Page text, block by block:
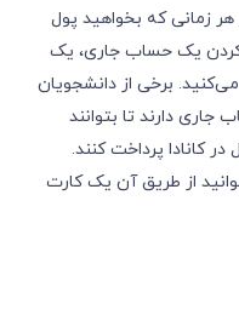
زمانی که بخواهید پول
کردن یک حساب جاری، یک
برخی از دانشجویان
جاری دارند تا بتوانند
کانادا پرداخت کنند.
از طریق آن یک کارت